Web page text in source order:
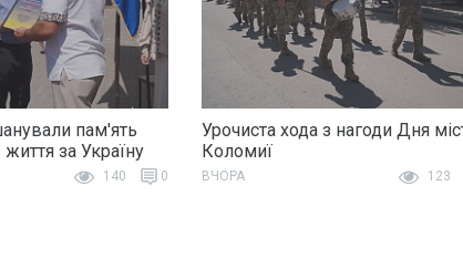
пам'ять
за Україну
140 0
Урочиста хода з нагоди Дня
Коломиї
ВЧОРА 123